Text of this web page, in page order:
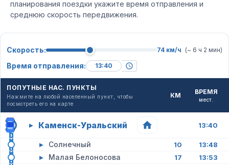
планирования поездки укажите время отправления и
среднюю скорость передвижения.
Скорость: 74 км/ч (~ 6 ч 2 мин)
Время отправления:
ПОПУТНЫЕ НАС. ПУНКТЫ
Нажмите на любой населенный пункт, чтобы
посмотреть его на карте
КМ ВРЕМЯ
мест.
▸ Каменск-Уральский 13:40
▸ Солнечный 10 13:48
▸ Малая Белоносова 17 13:53